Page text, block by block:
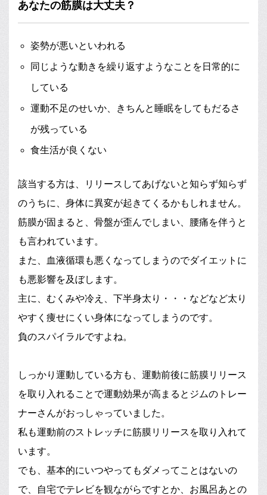
あなたの筋膜は大丈夫？
姿勢が悪いといわれる
同じような動きを繰り返すようなことを日常的に
している
運動不足のせいか、きちんと睡眠をしてもだるさ
が残っている
食生活が良くない
該当する方は、リリースしてあげないと知らず知らず
のうちに、身体に異変が起きてくるかもしれません。
筋膜が固まると、骨盤が歪んでしまい、腰痛を伴うと
も言われています。
また、血液循環も悪くなってしまうのでダイエットに
も悪影響を及ぼします。
主に、むくみや冷え、下半身太り・・・などなど太り
やすく痩せにくい身体になってしまうのです。
負のスパイラルですよね。
しっかり運動している方も、運動前後に筋膜リリース
を取り入れることで運動効果が高まるとジムのトレー
ナーさんがおっしゃっていました。
私も運動前のストレッチに筋膜リリースを取り入れて
います。
でも、基本的にいつやってもダメってことはないの
で、自宅でテレビを観ながらですとか、お風呂あとの